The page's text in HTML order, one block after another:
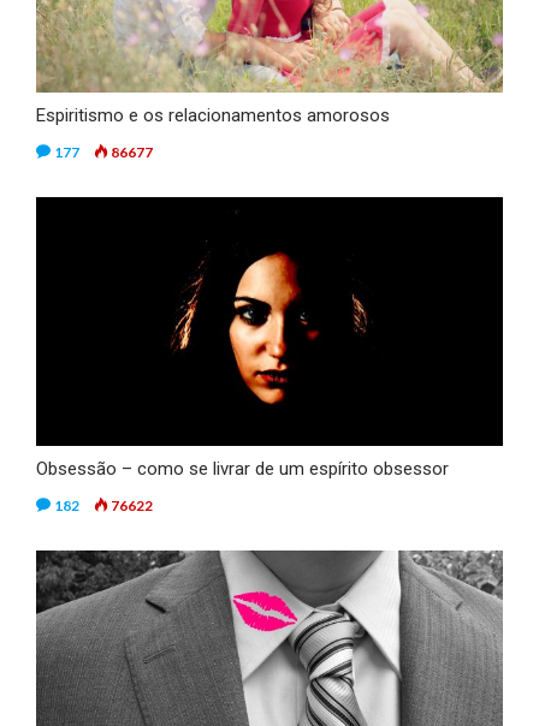
Espiritismo e os relacionamentos amorosos
177 86677
Obsessão – como se livrar de um espírito obsessor
182 76622